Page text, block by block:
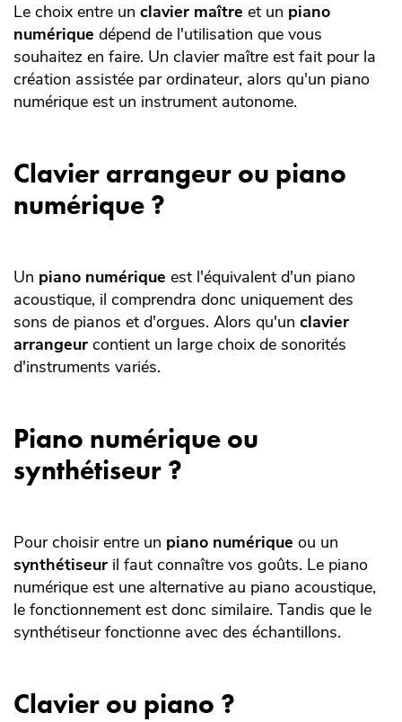
Le choix entre un clavier maître et un piano
numérique dépend de l'utilisation que vous
souhaitez en faire. Un clavier maître est fait pour la
création assistée par ordinateur, alors qu'un piano
numérique est un instrument autonome.
Clavier arrangeur ou piano
numérique ?
Un piano numérique est l'équivalent d'un piano
acoustique, il comprendra donc uniquement des
sons de pianos et d'orgues. Alors qu'un clavier
arrangeur contient un large choix de sonorités
d'instruments variés.
Piano numérique ou
synthétiseur ?
Pour choisir entre un piano numérique ou un
synthétiseur il faut connaître vos goûts. Le piano
numérique est une alternative au piano acoustique,
le fonctionnement est donc similaire. Tandis que le
synthétiseur fonctionne avec des échantillons.
Clavier ou piano ?